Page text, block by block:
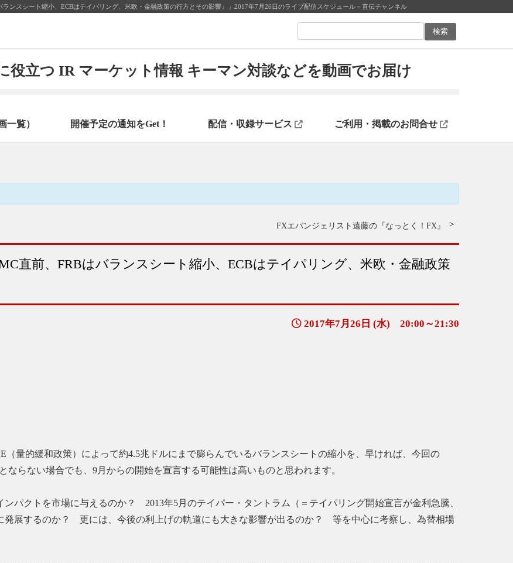
ンスシート縮小、ECBはテイパリング、米欧・金融政策の行方とその影響』」2017年7月26日のライブ配信スケジュール－直伝チャンネル
役立つ IR マーケット情報 キーマン対談などを動画でお届け
一覧） 開催予定の通知をGet！ 配信・収録サービス ご利用・掲載のお問合せ
FXエバンジェリスト遠藤の『なっとく！FX』
直前、FRBはバランスシート縮小、ECBはテイパリング、米欧・金融政策
2017年7月26日 (水) 20:00～21:30
（量的緩和政策）によって約4.5兆ドルにまで膨らんでいるバランスシートの縮小を、早ければ、今回の
らない場合でも、9月からの開始を宣言する可能性は高いものと思われます。
パクトを市場に与えるのか？ 2013年5月のテイパー・タントラム（＝テイパリング開始宣言が金利急騰、
発展するのか？ 更には、今後の利上げの軌道にも大きな影響が出るのか？ 等を中心に考察し、為替相場